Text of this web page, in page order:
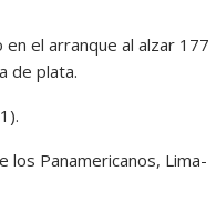
el arranque al alzar 177
de plata.
los Panamericanos, Lima-